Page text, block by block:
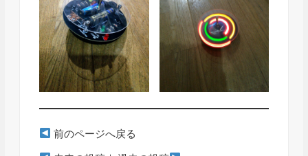
前のページへ戻る